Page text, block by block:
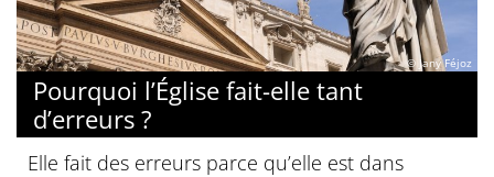
© Jany Féjoz
Pourquoi l’Église fait-elle tant
d’erreurs ?
Elle fait des erreurs parce qu’elle est dans